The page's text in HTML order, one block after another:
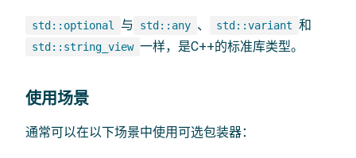
std::optional 与 std::any 、 std::variant 和
std::string_view 一样，是C++的标准库类型。
使用场景
通常可以在以下场景中使用可选包装器：